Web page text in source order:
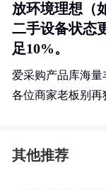
放环境理想（
二手设备状态
足10%。
爱采购产品库海量
各位商家老板别再
其他推荐